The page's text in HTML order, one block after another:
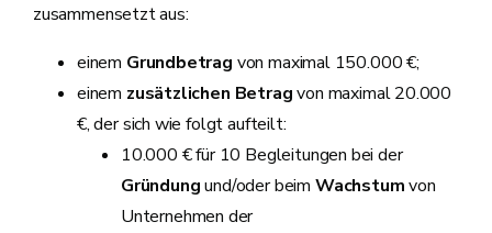
zusammensetzt aus:
einem Grundbetrag von maximal 150.000 €;
einem zusätzlichen Betragvon maximal 20.000
€, der sich wie folgt aufteilt:
10.000 € für 10 Begleitungen bei der
Gründungund/oder beim Wachstumvon
Unternehmen der